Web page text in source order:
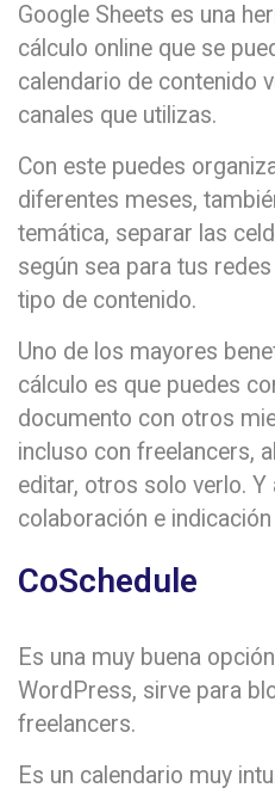
Google Sheets es una
cálculo online que se
calendario de contenido
canales que utilizas.
Con este puedes
diferentes meses,
temática, separar las
según sea para tus
tipo de contenido.
Uno de los mayores
cálculo es que puedes
documento con otros
incluso con freelancers,
editar, otros solo verlo.
colaboración e
CoSchedule
Es una muy buena
WordPress, sirve para
freelancers.
Es un calendario muy